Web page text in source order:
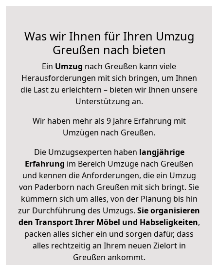
Was wir Ihnen für Ihren Umzug
Greußen nach bieten
Ein Umzug nach Greußen kann viele
Herausforderungen mit sich bringen, um Ihnen
die Last zu erleichtern – bieten wir Ihnen unsere
Unterstützung an.
Wir haben mehr als 9 Jahre Erfahrung mit
Umzügen nach Greußen.
Die Umzugsexperten haben langjährige
Erfahrung im Bereich Umzüge nach Greußen
und kennen die Anforderungen, die ein Umzug
von Paderborn nach Greußen mit sich bringt. Sie
kümmern sich um alles, von der Planung bis hin
zur Durchführung des Umzugs. Sie organisieren
den Transport Ihrer Möbel und Habseligkeiten,
packen alles sicher ein und sorgen dafür, dass
alles rechtzeitig an Ihrem neuen Zielort in
Greußen ankommt.